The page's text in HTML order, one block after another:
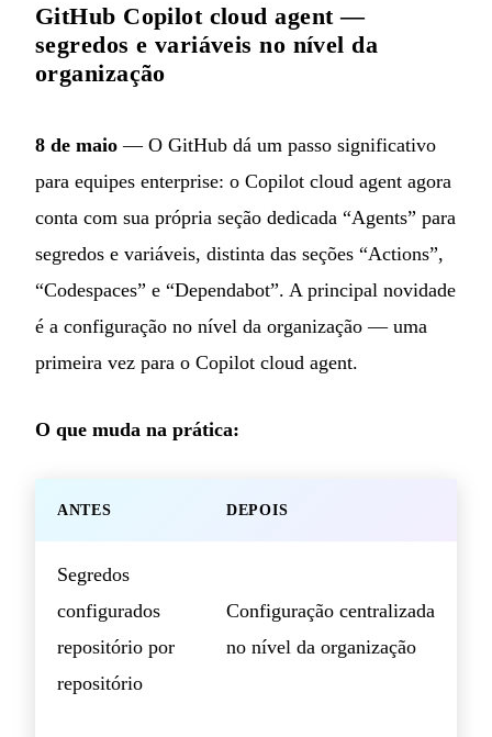
GitHub Copilot cloud agent —
segredos e variáveis no nível da
organização
8 de maio — O GitHub dá um passo significativo
para equipes enterprise: o Copilot cloud agent agora
conta com sua própria seção dedicada “Agents” para
segredos e variáveis, distinta das seções “Actions”,
“Codespaces” e “Dependabot”. A principal novidade
é a configuração no nível da organização — uma
primeira vez para o Copilot cloud agent.
O que muda na prática:
ANTES DEPOIS
Segredos
configurados
repositório por
repositório
Configuração centralizada
no nível da organização